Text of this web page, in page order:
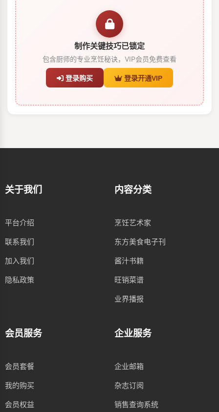
制作关键技巧已锁定
包含厨师的专业烹饪秘诀，VIP会员免费查看
登录购买 登录开通VIP
关于我们
平台介绍
联系我们
加入我们
隐私政策
内容分类
烹饪艺术家
东方美食电子刊
酱汁书籍
旺销菜谱
业界播报
会员服务
会员套餐
我的购买
会员权益
企业服务
企业邮箱
杂志订阅
销售查询系统